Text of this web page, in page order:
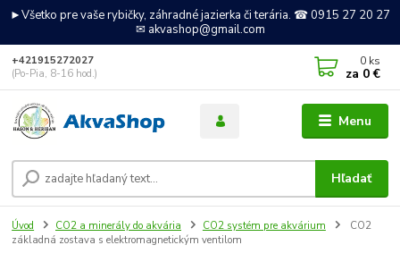
►Všetko pre vaše rybičky, záhradné jazierka či terária. ☎ 0915 27 20 27
✉ akvashop@gmail.com
Menu
Hľadať
+421915272027
(Po-Pia, 8-16 hod.)
0 ks
za 0 €
Úvod CO2 a minerály do akvária CO2 systém pre akvárium
CO2
základná zostava s elektromagnetickým ventilom